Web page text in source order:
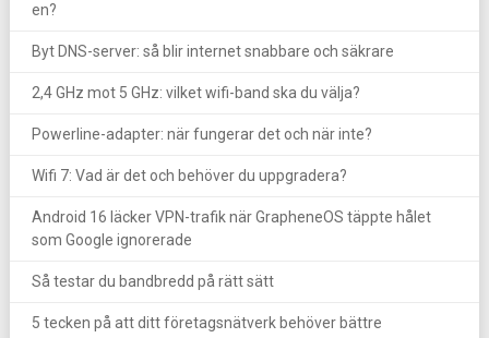
en?
Byt DNS-server: så blir internet snabbare och säkrare
2,4 GHz mot 5 GHz: vilket wifi-band ska du välja?
Powerline-adapter: när fungerar det och när inte?
Wifi 7: Vad är det och behöver du uppgradera?
Android 16 läcker VPN-trafik när GrapheneOS täppte hålet
som Google ignorerade
Så testar du bandbredd på rätt sätt
5 tecken på att ditt företagsnätverk behöver bättre